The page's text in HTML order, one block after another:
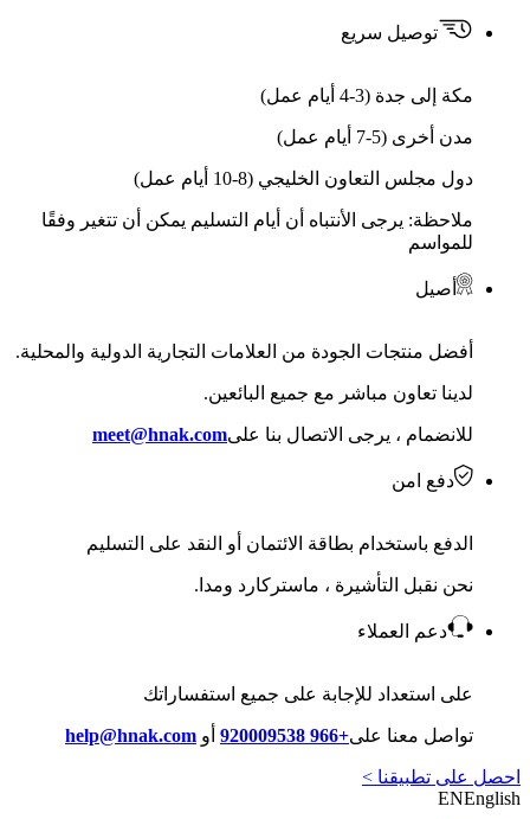
توصيل سريع
مكة إلى جدة (3-4 أيام عمل)
مدن أخرى (5-7 أيام عمل)
دول مجلس التعاون الخليجي (8-10 أيام عمل)
ملاحظة: يرجى الأنتباه أن أيام التسليم يمكن أن تتغير وفقًا
للمواسم
أصيل
أفضل منتجات الجودة من العلامات التجارية الدولية والمحلية.
لدينا تعاون مباشر مع جميع البائعين.
للانضمام ، يرجى الاتصال بنا علىmeet@hnak.com
دفع امن
الدفع باستخدام بطاقة الائتمان أو النقد على التسليم
نحن نقبل التأشيرة ، ماستركارد ومدا.
دعم العملاء
على استعداد للإجابة على جميع استفساراتك
تواصل معنا على+966 920009538 أو help@hnak.com
احصل على تطبيقنا >
ENEnglish